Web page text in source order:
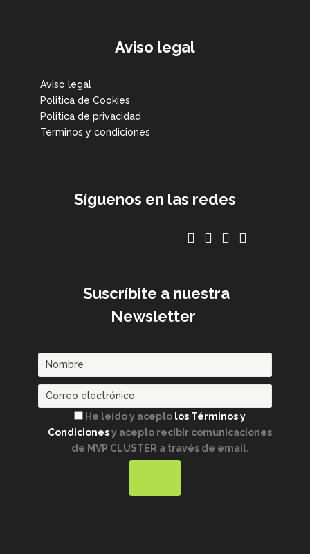
Aviso legal
Aviso legal
Politica de Cookies
Politica de privacidad
Terminos y condiciones
Síguenos en las redes
Suscríbite a nuestra
Newsletter
He leído y acepto los Términos y
Condicionesy acepto recibir comunicaciones
de MVP CLUSTER a través de email.